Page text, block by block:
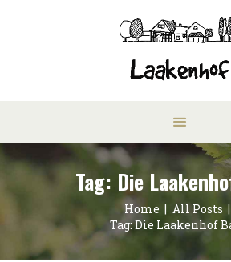
Tag: Die
Home
All Posts
Tag: Die Laakenhof